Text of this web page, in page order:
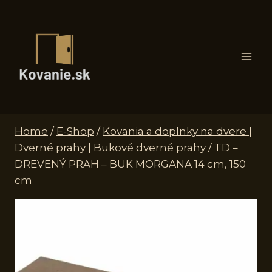
Home / E-Shop / Kovania a doplnky na dvere |
Dverné prahy | Bukové dverné prahy / TD –
DREVENÝ PRAH – BUK MORGANA 14 cm, 150
cm